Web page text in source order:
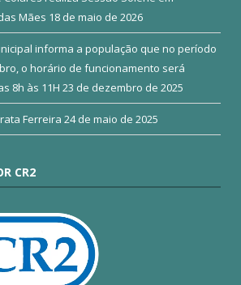
Mães 18 de maio de 2026
informa a população que no período
o horário de funcionamento será
8h às 11H 23 de dezembro de 2025
Ferreira 24 de maio de 2025
CR2